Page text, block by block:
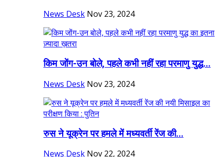
News Desk Nov 23, 2024
किम जोंग-उन बोले, पहले कभी नहीं रहा परमाणु युद्ध...
News Desk Nov 23, 2024
रुस ने यूक्रेन पर हमले में मध्यवर्ती रेंज की...
News Desk Nov 22, 2024